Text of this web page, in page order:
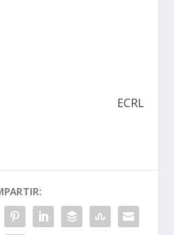
ECRL